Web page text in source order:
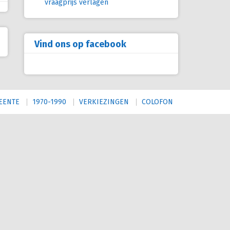
vraagprijs verlagen
Vind ons op facebook
1970-1990 VERKIEZINGEN COLOFON